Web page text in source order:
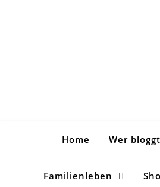
Home Wer
Familienleben